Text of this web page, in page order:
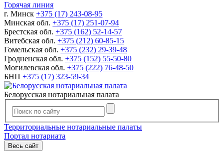
Горячая линия
г. Минск +375 (17) 243-08-95
Минская обл. +375 (17) 251-07-94
Брестская обл. +375 (162) 52-14-57
Витебская обл. +375 (212) 60-85-15
Гомельская обл. +375 (232) 29-39-48
Гродненская обл. +375 (152) 55-50-80
Могилевская обл. +375 (222) 76-48-50
БНП +375 (17) 323-59-34
Белорусская нотариальная палата
Территориальные нотариальные палаты
Портал нотариата
Весь сайт